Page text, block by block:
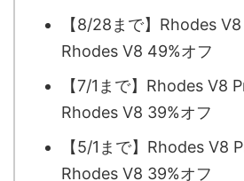
【8/28まで】Rhodes
Rhodes V8 49%オフ
【7/1まで】Rhodes V8
Rhodes V8 39%オフ
【5/1まで】Rhodes V8
Rhodes V8 39%オフ